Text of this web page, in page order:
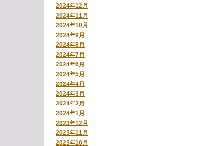
2024年12月
2024年11月
2024年10月
2024年9月
2024年8月
2024年7月
2024年6月
2024年5月
2024年4月
2024年3月
2024年2月
2024年1月
2023年12月
2023年11月
2023年10月